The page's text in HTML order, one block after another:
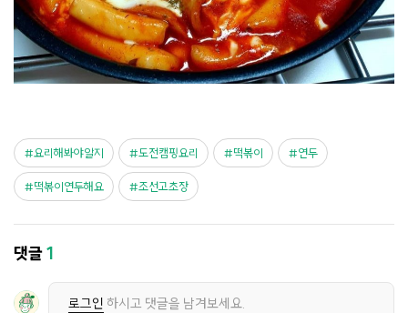
요리해봐야알지 도전캠핑요리 떡볶이 연두
떡볶이연두해요 조선고초장
댓글1
로그인 하시고 댓글을 남겨보세요.